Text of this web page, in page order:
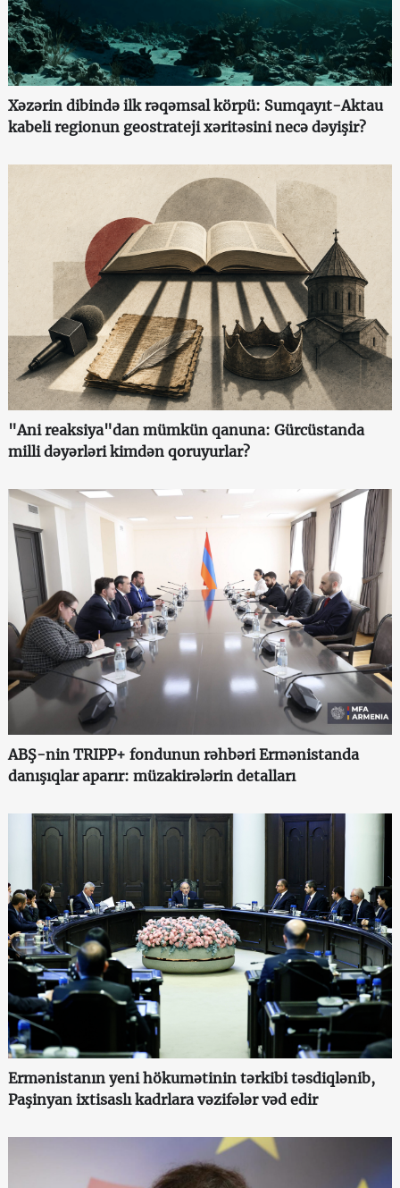
Xəzərin dibində ilk rəqəmsal körpü: Sumqayıt-Aktau
kabeli regionun geostrateji xəritəsini necə dəyişir?
"Ani reaksiya"dan mümkün qanuna: Gürcüstanda
milli dəyərləri kimdən qoruyurlar?
ABŞ-nin TRIPP+ fondunun rəhbəri Ermənistanda
danışıqlar aparır: müzakirələrin detalları
Ermənistanın yeni hökumətinin tərkibi təsdiqlənib,
Paşinyan ixtisaslı kadrlara vəzifələr vəd edir